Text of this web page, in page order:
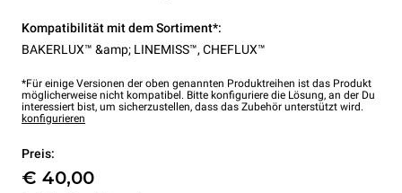
Kompatibilität mit dem Sortiment*:
BAKERLUX™ &amp; LINEMISS™, CHEFLUX™
*Für einige Versionen der oben genannten Produktreihen ist das Produkt
möglicherweise nicht kompatibel. Bitte konfiguriere die Lösung, an der Du
interessiert bist, um sicherzustellen, dass das Zubehör unterstützt wird.
konfigurieren
Preis:
€ 40,00